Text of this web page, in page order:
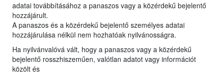
adatai továbbításához a panaszos vagy a közérdekű bejelentő
hozzájárult.
A panaszos és a közérdekű bejelentő személyes adatai
hozzájárulása nélkül nem hozhatóak nyilvánosságra.
Ha nyilvánvalóvá vált, hogy a panaszos vagy a közérdekű
bejelentő rosszhiszeműen, valótlan adatot vagy információt
közölt és